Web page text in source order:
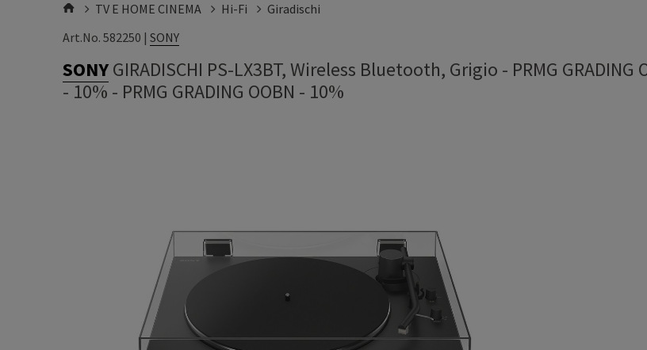
TV E HOME CINEMA Hi-Fi
Giradischi
Art.No. 582250 | SONY
SONYGIRADISCHI PS-LX3BT, Wireless Bluetooth, Grigio - PRMG GRADING
- 10% - PRMG GRADING OOBN - 10%